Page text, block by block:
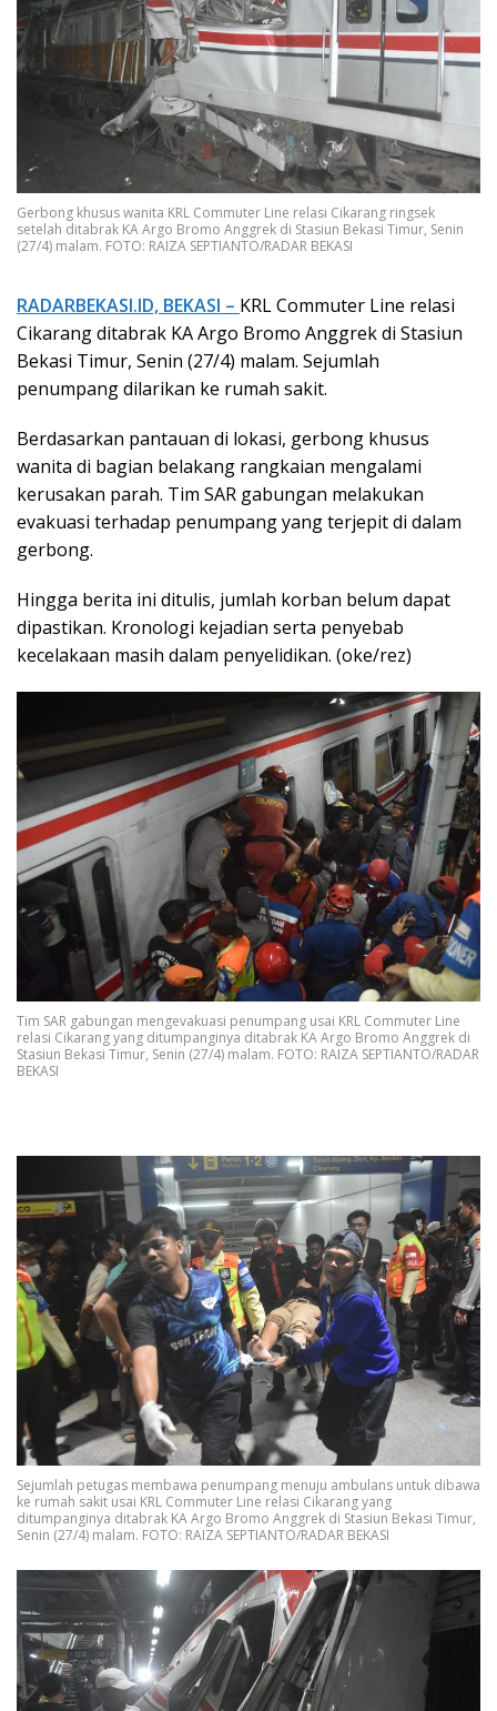
Gerbong khusus wanita KRL Commuter Line relasi Cikarang ringsek
setelah ditabrak KA Argo Bromo Anggrek di Stasiun Bekasi Timur, Senin
(27/4) malam. FOTO: RAIZA SEPTIANTO/RADAR BEKASI
RADARBEKASI.ID, BEKASI – KRL Commuter Line relasi
Cikarang ditabrak KA Argo Bromo Anggrek di Stasiun
Bekasi Timur, Senin (27/4) malam. Sejumlah
penumpang dilarikan ke rumah sakit.
Berdasarkan pantauan di lokasi, gerbong khusus
wanita di bagian belakang rangkaian mengalami
kerusakan parah. Tim SAR gabungan melakukan
evakuasi terhadap penumpang yang terjepit di dalam
gerbong.
Hingga berita ini ditulis, jumlah korban belum dapat
dipastikan. Kronologi kejadian serta penyebab
kecelakaan masih dalam penyelidikan. (oke/rez)
Tim SAR gabungan mengevakuasi penumpang usai KRL Commuter Line
relasi Cikarang yang ditumpanginya ditabrak KA Argo Bromo Anggrek di
Stasiun Bekasi Timur, Senin (27/4) malam. FOTO: RAIZA SEPTIANTO/RADAR
BEKASI
Sejumlah petugas membawa penumpang menuju ambulans untuk dibawa
ke rumah sakit usai KRL Commuter Line relasi Cikarang yang
ditumpanginya ditabrak KA Argo Bromo Anggrek di Stasiun Bekasi Timur,
Senin (27/4) malam. FOTO: RAIZA SEPTIANTO/RADAR BEKASI